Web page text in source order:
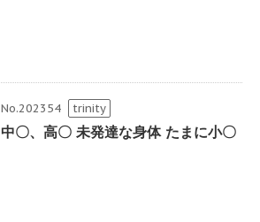
No.202354 trinity
中〇、高〇 未発達な身体 たまに小〇